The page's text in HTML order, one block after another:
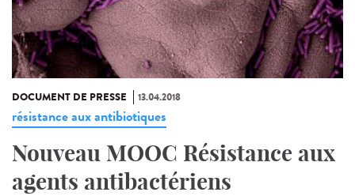
DOCUMENT DE PRESSE 13.04.2018
résistance aux antibiotiques
Nouveau MOOC Résistance aux
agents antibactériens